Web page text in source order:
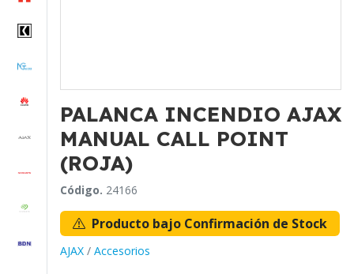
PALANCA INCENDIO AJAX
MANUAL CALL POINT
(ROJA)
Código. 24166
Producto bajo Confirmación de Stock
AJAX / Accesorios